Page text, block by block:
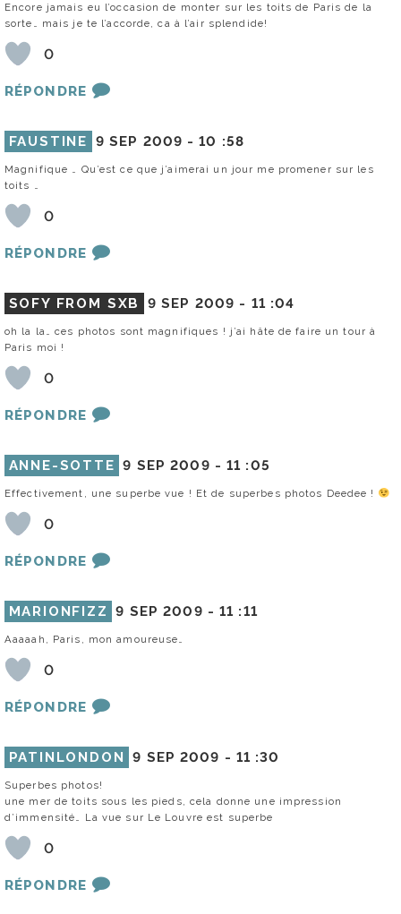
Encore jamais eu l’occasion de monter sur les toits de Paris de la
sorte… mais je te l’accorde, ca à l’air splendide!
0
RÉPONDRE
FAUSTINE 9 SEP 2009 -10 :58
Magnifique … Qu’est ce que j’aimerai un jour me promener sur les
toits …
0
RÉPONDRE
SOFY FROM SXB 9 SEP 2009 - 11 :04
oh la la… ces photos sont magnifiques ! j’ai hâte de faire un tour à
Paris moi !
0
RÉPONDRE
ANNE-SOTTE 9 SEP 2009 -11 :05
Effectivement, une superbe vue ! Et de superbes photos Deedee !
0
RÉPONDRE
MARIONFIZZ 9 SEP 2009 -11 :11
Aaaaah, Paris, mon amoureuse…
0
RÉPONDRE
PATINLONDON 9 SEP 2009 - 11 :30
Superbes photos!
une mer de toits sous les pieds, cela donne une impression
d’immensité… La vue sur Le Louvre est superbe
0
RÉPONDRE